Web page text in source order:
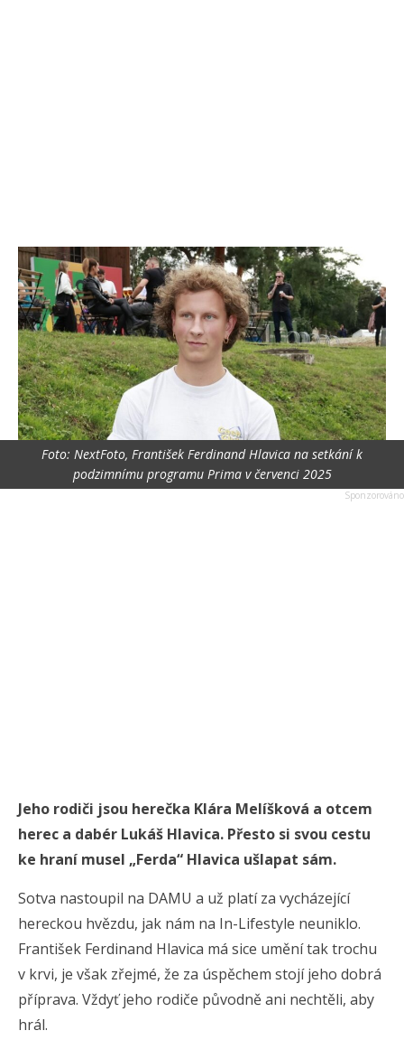
Foto: NextFoto, František Ferdinand Hlavica na setkání k
podzimnímu programu Prima v červenci 2025
Jeho rodiči jsou herečka Klára Melíšková a otcem
herec a dabér Lukáš Hlavica. Přesto si svou cestu
ke hraní musel „Ferda“ Hlavica ušlapat sám.
Sotva nastoupil na DAMU a už platí za vycházející
hereckou hvězdu, jak nám na In-Lifestyle neuniklo.
František Ferdinand Hlavica má sice umění tak trochu
v krvi, je však zřejmé, že za úspěchem stojí jeho dobrá
příprava. Vždyť jeho rodiče původně ani nechtěli, aby
hrál.